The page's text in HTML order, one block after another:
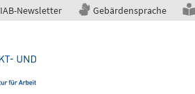
IAB-Newsletter Gebärdensprache